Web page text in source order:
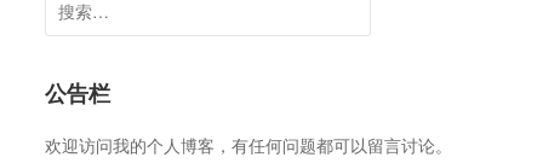
索：
公告栏
欢迎访问我的个人博客，有任何问题都可以留言讨论。